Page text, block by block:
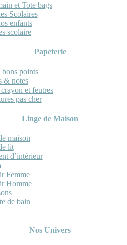
et Tote bags
Scolaires
enfants
scolaire
Papèterie
bons points
& notes
et feutres
pas cher
Linge de Maison
maison
lit
d’intérieur
Femme
Homme
de bain
Nos Univers